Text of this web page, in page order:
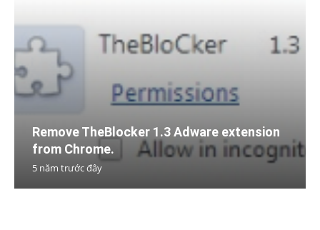
Remove TheBlocker 1.3 Adware extension
from Chrome.
5 năm trước đây